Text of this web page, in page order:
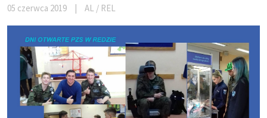
05 czerwca 2019 AL / REL